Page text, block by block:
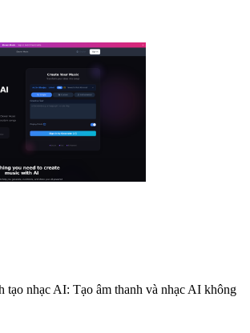
tạo nhạc AI: Tạo âm thanh và nhạc AI không